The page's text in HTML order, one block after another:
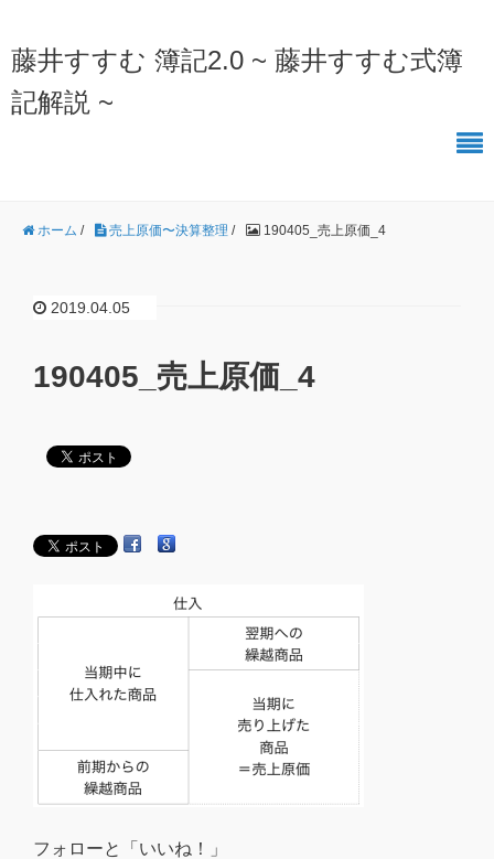
藤井すすむ 簿記2.0 ~ 藤井すすむ式簿
記解説 ~
ホーム / 売上原価〜決算整理 / 190405_売上原価_4
2019.04.05
190405_売上原価_4
フォローと「いいね！」